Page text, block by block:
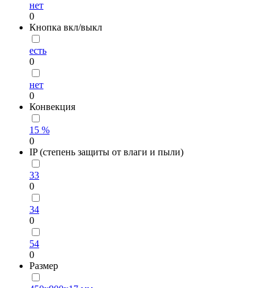
нет
0
Кнопка вкл/выкл
есть
0
нет
0
Конвекция
15 %
0
IP (степень защиты от влаги и пыли)
33
0
34
0
54
0
Размер